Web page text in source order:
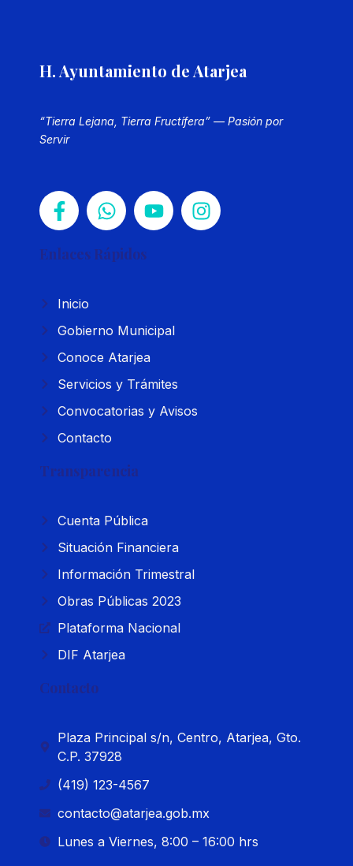
H. Ayuntamiento de Atarjea
“Tierra Lejana, Tierra Fructífera” — Pasión por
Servir
Enlaces Rápidos
Inicio
Gobierno Municipal
Conoce Atarjea
Servicios y Trámites
Convocatorias y Avisos
Contacto
Transparencia
Cuenta Pública
Situación Financiera
Información Trimestral
Obras Públicas 2023
Plataforma Nacional
DIF Atarjea
Contacto
Plaza Principal s/n, Centro, Atarjea, Gto.
C.P. 37928
(419) 123-4567
contacto@atarjea.gob.mx
Lunes a Viernes, 8:00 – 16:00 hrs